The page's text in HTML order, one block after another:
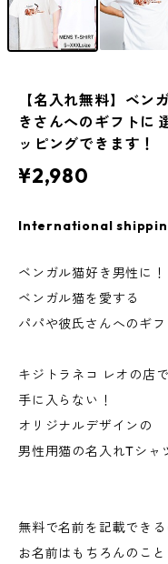
【名入れ無料】ベン
きさんへのギフトに
ッピングできます！
¥2,980
International
ベンガル猫好き男性に！
ベンガル猫を愛する
パパや彼氏さんへのギ
キジトラネコ レオの店
手に入らない！
オリジナルデザインの
男性用猫の名入れTシャ
無料で名前を記載でき
お名前はもちろんのこと